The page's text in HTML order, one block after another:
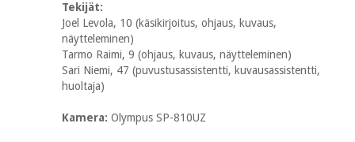
Tekijät:
Joel Levola, 10 (käsikirjoitus, ohjaus, kuvaus,
näytteleminen)
Tarmo Raimi, 9 (ohjaus, kuvaus, näytteleminen)
Sari Niemi, 47 (puvustusassistentti, kuvausassistentti,
huoltaja)
Kamera: Olympus SP-810UZ